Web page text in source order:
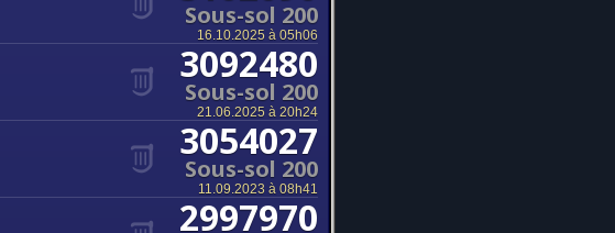
Sous-sol 200
16.10.2025 à 05h06
3092480
Sous-sol 200
21.06.2025 à 20h24
3054027
Sous-sol 200
11.09.2023 à 08h41
2997970